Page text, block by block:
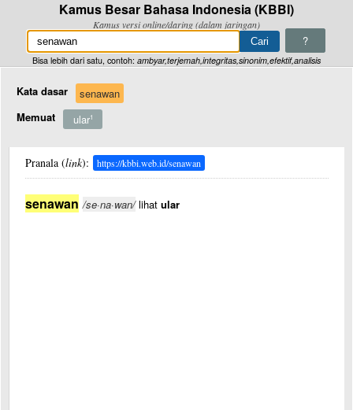
Kamus Besar Bahasa Indonesia (KBBI)
Kamus versi online/daring (dalam jaringan)
?
Bisa lebih dari satu, contoh: ambyar,terjemah,integritas,sinonim,efektif,analisis
Kata dasar
senawan
Memuat
ular1
Pranala (link): https://kbbi.web.id/senawan
senawan /se·na·wan/lihat ular